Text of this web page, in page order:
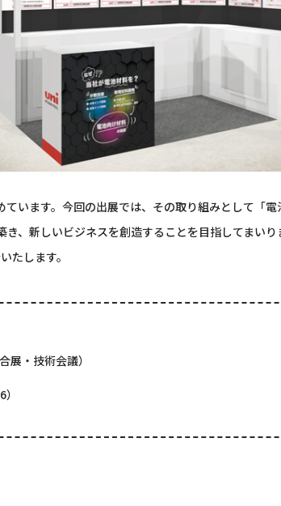
います。今回の出展では、その取り組みとして「
、新しいビジネスを創造することを目指してまい
たします。
・技術会議）